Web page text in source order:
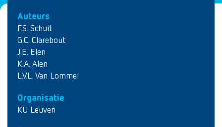
Auteurs
F.S. Schuit
G.C. Clarebout
J.E. Elen
K.A. Alen
L.V.L. Van Lommel
Organisatie
KU Leuven